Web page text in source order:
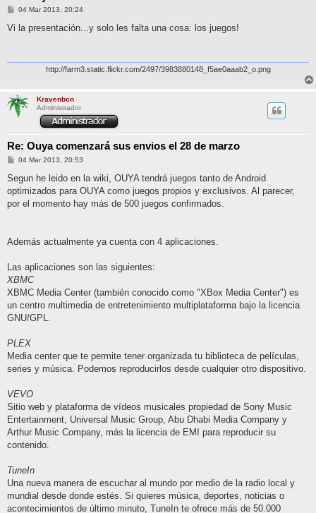
M
n
04 Mar 2013, 20:24
Vi la presentación...y solo les falta una cosa: los juegos!
http://farm3.static.flickr.com/2497/3983880148_f5ae0aaab2_o.png
Kravenbcn
Administrador
Re: Ouya comenzará sus envios el 28 de marzo
M
n
a
j
04 Mar 2013, 20:53
Segun he leido en la wiki, OUYA tendrá juegos tanto de Android
optimizados para OUYA como juegos propios y exclusivos. Al parecer,
por el momento hay más de 500 juegos confirmados.
Además actualmente ya cuenta con 4 aplicaciones.
Las aplicaciones son las siguientes:
XBMC
XBMC Media Center (también conocido como "XBox Media Center") es
un centro multimedia de entretenimiento multiplataforma bajo la licencia
GNU/GPL.
PLEX
Media center que te permite tener organizada tu biblioteca de películas,
series y música. Podemos reproducirlos desde cualquier otro dispositivo.
VEVO
Sitio web y plataforma de vídeos musicales propiedad de Sony Music
Entertainment, Universal Music Group, Abu Dhabi Media Company y
Arthur Music Company, más la licencia de EMI para reproducir su
contenido.
TuneIn
Una nueva manera de escuchar al mundo por medio de la radio local y
mundial desde donde estés. Si quieres música, deportes, noticias o
acontecimientos de último minuto, TuneIn te ofrece más de 50.000